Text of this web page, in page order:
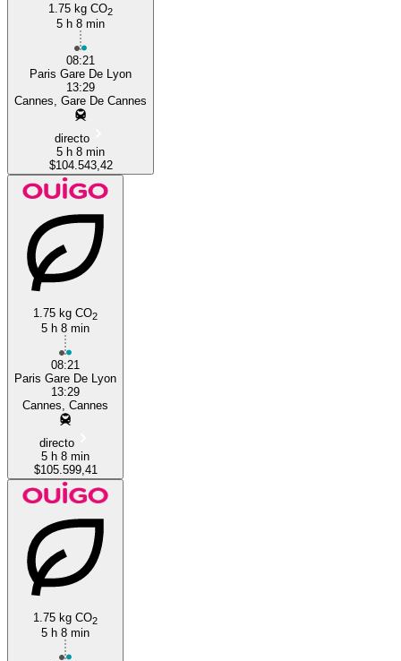
1.75 kg CO2
5 h 8 min
08:21
Paris Gare De Lyon
13:29
Cannes, Gare De Cannes
directo
5 h 8 min
$104.543,42
1.75 kg CO2
5 h 8 min
08:21
Paris Gare De Lyon
13:29
Cannes, Cannes
directo
5 h 8 min
$105.599,41
1.75 kg CO2
5 h 8 min